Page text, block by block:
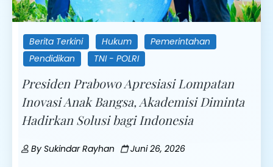
Berita Terkini Hukum
Pemerintahan
Pendidikan
TNI - POLRI
Presiden Prabowo Apresiasi Lompatan
Inovasi Anak Bangsa, Akademisi Diminta
Hadirkan Solusi bagi Indonesia
BySukindar Rayhan Juni 26, 2026